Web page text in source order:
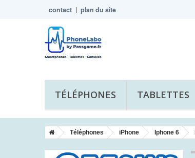
contact plan du site
TÉLÉPHONES TABLETTES
Téléphones iPhone Iphone 6